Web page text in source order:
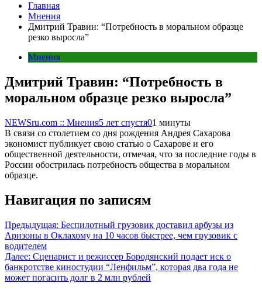
Главная
Мнения
Дмитрий Травин: “Потребность в моральном образце
резко выросла”
Мнения
Дмитрий Травин: “Потребность в
моральном образце резко выросла”
NEWSru.com :: Мнения5 лет спустя01 минуты
В связи со столетием со дня рождения Андрея Сахарова
экономист публикует свою статью о Сахарове и его
общественной деятельности, отмечая, что за последние годы в
России обострилась потребность общества в моральном
образце.
Навигация по записям
Предыдущая: Беспилотный грузовик доставил арбузы из
Аризоны в Оклахому на 10 часов быстрее, чем грузовик с
водителем
Далее: Сценарист и режиссер Бородянский подает иск о
банкротстве киностудии “Ленфильм”, которая два года не
может погасить долг в 2 млн рублей